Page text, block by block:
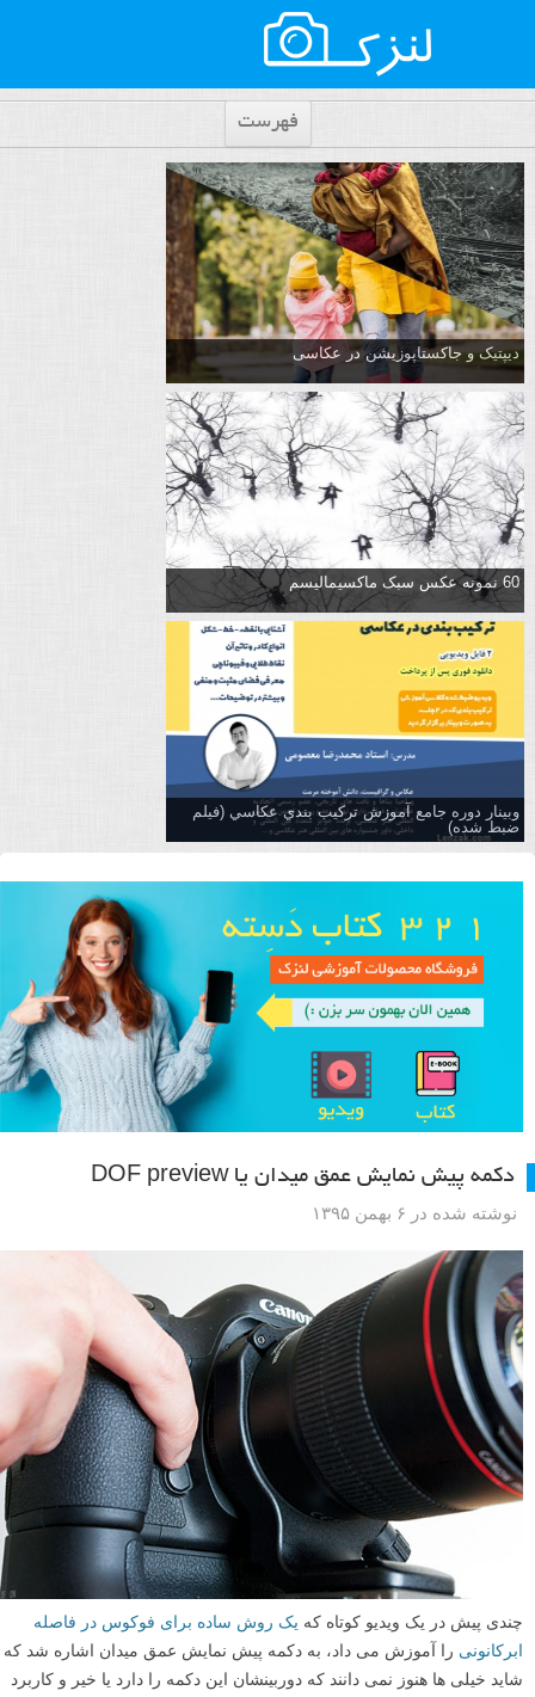
فهرست
دیپتیک و جاکستا‌پوزیشن در عکاسی
60 نمونه عکس سبک ماکسیمالیسم
وبینار دوره جامع آموزش تركيب بندي عكاسي (فیلم
ضبط شده)
دکمه پیش نمایش عمق میدان یا DOF preview
نوشته شده در ۶ بهمن ۱۳۹۵
چندی پیش در یک ویدیو کوتاه که یک روش ساده برای فوکوس در فاصله
ابرکانونی را آموزش می داد، به دکمه پیش نمایش عمق میدان اشاره شد که
شاید خیلی ها هنوز نمی دانند که دوربینشان این دکمه را دارد یا خیر و کاربرد